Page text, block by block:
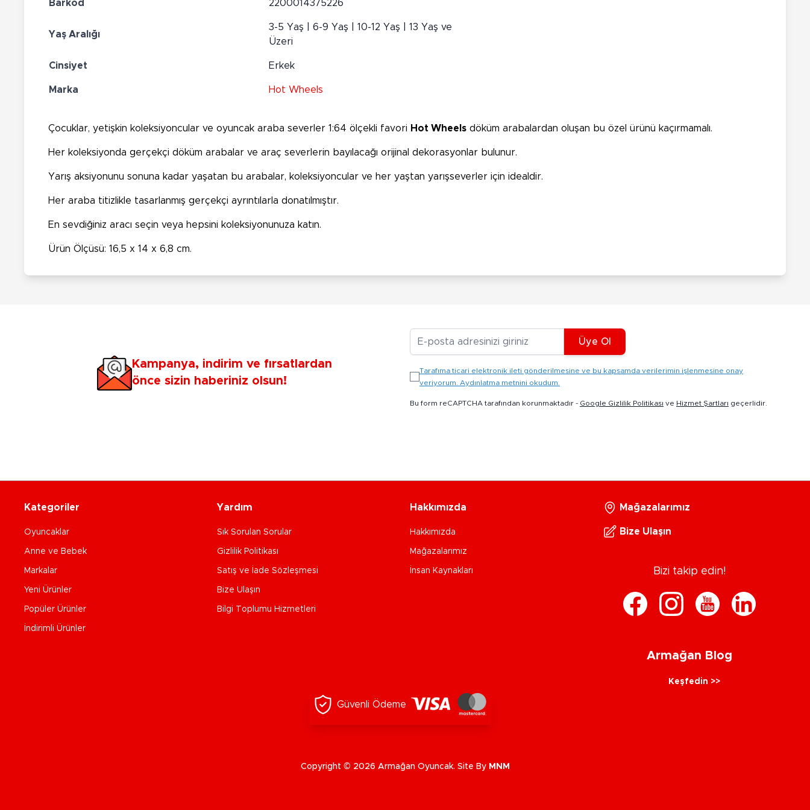
Barkod 2200014375226
Yaş Aralığı
3-5 Yaş | 6-9 Yaş | 10-12 Yaş | 13 Yaş ve
Üzeri
Cinsiyet Erkek
Marka Hot Wheels
Çocuklar, yetişkin koleksiyoncular ve oyuncak araba severler 1:64 ölçekli favori Hot Wheels döküm arabalardan oluşan bu özel ürünü kaçırmamalı.
Her koleksiyonda gerçekçi döküm arabalar ve araç severlerin bayılacağı orijinal dekorasyonlar bulunur.
Yarış aksiyonunu sonuna kadar yaşatan bu arabalar, koleksiyoncular ve her yaştan yarışseverler için idealdir.
Her araba titizlikle tasarlanmış gerçekçi ayrıntılarla donatılmıştır.
En sevdiğiniz aracı seçin veya hepsini koleksiyonunuza katın.
Ürün Ölçüsü: 16,5 x 14 x 6,8 cm.
Kampanya, indirim ve fırsatlardan
önce sizin haberiniz olsun!
E-posta Adresiniz
Üye Ol
Tarafıma ticari elektronik ileti gönderilmesine ve bu kapsamda verilerimin işlenmesine onay
veriyorum. Aydınlatma metnini okudum.
Bu form reCAPTCHA tarafından korunmaktadır - Google Gizlilik Politikası ve Hizmet Şartları geçerlidir.
Kategoriler
Oyuncaklar
Anne ve Bebek
Markalar
Yeni Ürünler
Popüler Ürünler
İndirimli Ürünler
Yardım
Sık Sorulan Sorular
Gizlilik Politikası
Satış ve İade Sözleşmesi
Bize Ulaşın
Bilgi Toplumu Hizmetleri
Hakkımızda
Hakkımızda
Mağazalarımız
İnsan Kaynakları
Mağazalarımız
Bize Ulaşın
Bizi takip edin!
Armağan Blog
Keşfedin >>
Güvenli Ödeme
Copyright © 2026 Armağan Oyuncak. Site By MNM